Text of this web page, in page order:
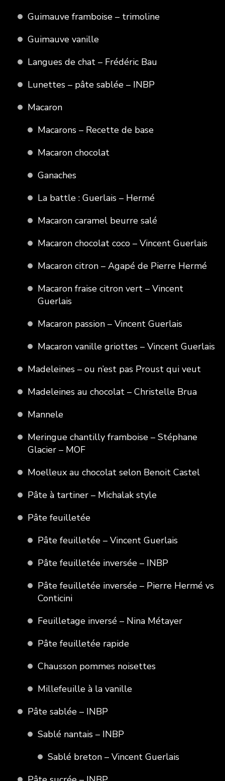
Guimauve framboise – trimoline
Guimauve vanille
Langues de chat – Frédéric Bau
Lunettes – pâte sablée – INBP
Macaron
Macarons – Recette de base
Macaron chocolat
Ganaches
La battle : Guerlais – Hermé
Macaron caramel beurre salé
Macaron chocolat coco – Vincent Guerlais
Macaron citron – Agapé de Pierre Hermé
Macaron fraise citron vert – Vincent
Guerlais
Macaron passion – Vincent Guerlais
Macaron vanille griottes – Vincent Guerlais
Madeleines – ou n’est pas Proust qui veut
Madeleines au chocolat – Christelle Brua
Mannele
Meringue chantilly framboise – Stéphane
Glacier – MOF
Moelleux au chocolat selon Benoit Castel
Pâte à tartiner – Michalak style
Pâte feuilletée
Pâte feuilletée – Vincent Guerlais
Pâte feuilletée inversée – INBP
Pâte feuilletée inversée – Pierre Hermé vs
Conticini
Feuilletage inversé – Nina Métayer
Pâte feuilletée rapide
Chausson pommes noisettes
Millefeuille à la vanille
Pâte sablée – INBP
Sablé nantais – INBP
Sablé breton – Vincent Guerlais